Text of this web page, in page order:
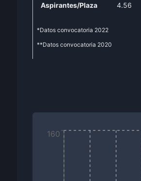
Aspirantes/Plaza 4.56
*Datos convocatoria 2022
**Datos convocatoria 2020
160